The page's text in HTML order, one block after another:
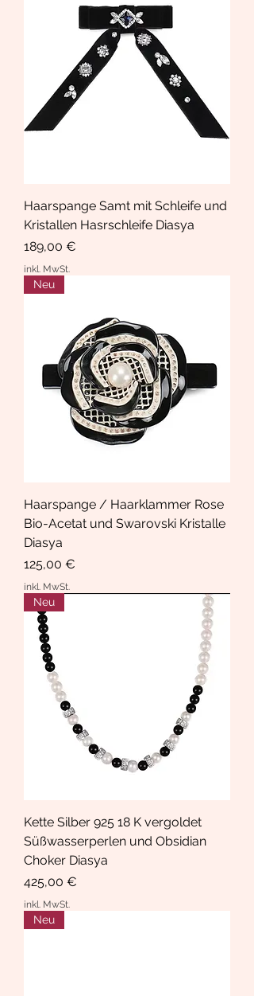
Haarspange Samt mit Schleife und
Kristallen Hasrschleife Diasya
Preis
189,00 €
inkl. MwSt.
Neu
Haarspange / Haarklammer Rose
Bio-Acetat und Swarovski Kristalle
Diasya
Preis
125,00 €
inkl. MwSt.
Neu
Kette Silber 925 18 K vergoldet
Süßwasserperlen und Obsidian
Choker Diasya
Preis
425,00 €
inkl. MwSt.
Neu